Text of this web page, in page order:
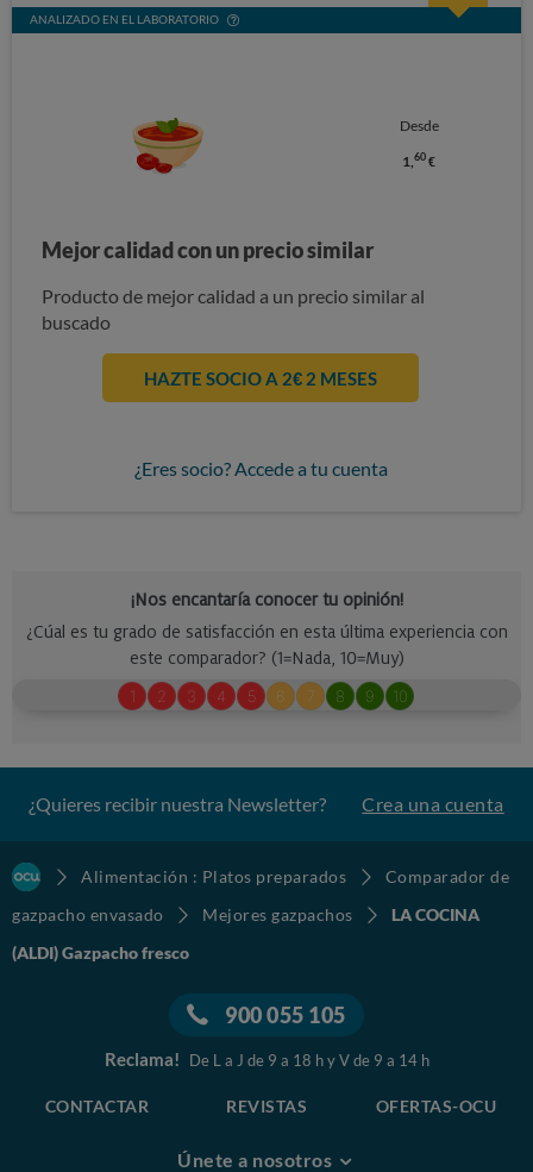
ANALIZADO EN EL LABORATORIO
Desde
1,60 €
Mejor calidad con un precio similar
Producto de mejor calidad a un precio similar al
buscado
HAZTE SOCIO A 2€ 2 MESES
¿Eres socio? Accede a tu cuenta
¿Quieres recibir nuestra Newsletter? Crea una cuenta
Alimentación : Platos preparados
Comparador de
gazpacho envasado
Mejores gazpachos
LA COCINA
(ALDI) Gazpacho fresco
900 055 105
Reclama! De L a J de 9 a 18 h y V de 9 a 14 h
CONTACTAR REVISTAS OFERTAS-OCU
Únete a nosotros